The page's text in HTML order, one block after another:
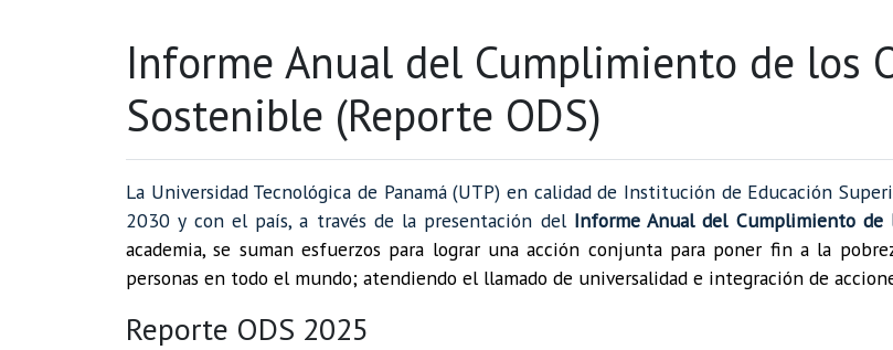
Informe Anual del Cumplimiento de los
Sostenible (Reporte ODS)
La Universidad Tecnológica de Panamá (UTP) en calidad de Institución de Educación
2030 y con el país, a través de la presentación del Informe Anual del Cumplimiento de
academia, se suman esfuerzos para lograr una acción conjunta para poner fin a la
personas en todo el mundo; atendiendo el llamado de universalidad e integración de
Reporte ODS 2025